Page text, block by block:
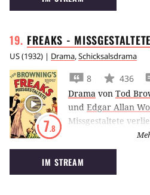
FREAKS - MISSGESTALTETE
US(1932) | Drama,Schicksalsdrama
7.8
8 436
Drama von Tod
und Edgar Allan
Missgestaltete
die Künstlerin
nicht, dass sie nur
spielt.
IM STREAM